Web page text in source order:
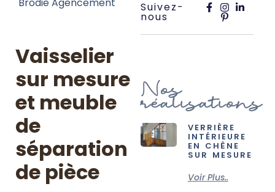
Vaisselier
sur mesure
et meuble
de
séparation
de pièce
Suivez-
nous
Nos
réalisations
VERRIÈRE
INTÉRIEURE
EN CHÊNE
SUR MESURE
Voir Plus..